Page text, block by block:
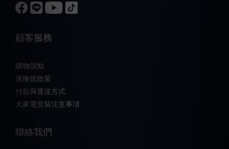
顧客服務
購物須知
退換貨政策
付款與運送方式
大家電安裝注意事項
聯絡我們